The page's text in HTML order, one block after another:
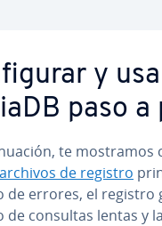
y
paso a
te mostramos
archivos de registro
de errores, el registro
de consultas lentas y